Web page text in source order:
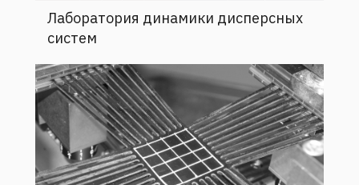
Лаборатория динамики дисперсных
систем